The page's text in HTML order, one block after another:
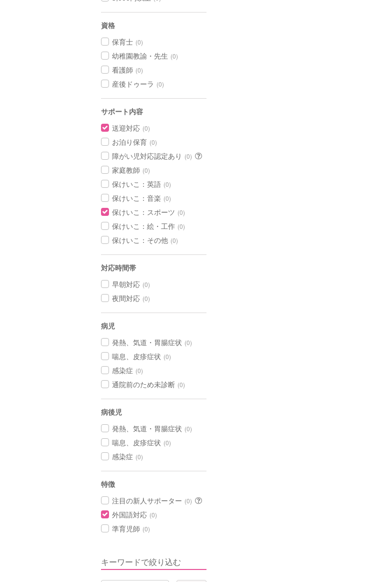
資格
保育士 (0)
幼稚園教諭・先生 (0)
看護師 (0)
産後ドゥーラ (0)
サポート内容
送迎対応 (0)
お泊り保育 (0)
障がい児対応認定あり (0)
家庭教師 (0)
保けいこ：英語 (0)
保けいこ：音楽 (0)
保けいこ：スポーツ (0)
保けいこ：絵・工作 (0)
保けいこ：その他 (0)
対応時間帯
早朝対応 (0)
夜間対応 (0)
病児
発熱、気道・胃腸症状 (0)
喘息、皮疹症状 (0)
感染症 (0)
通院前のため未診断 (0)
病後児
発熱、気道・胃腸症状 (0)
喘息、皮疹症状 (0)
感染症 (0)
特徴
注目の新人サポーター (0)
外国語対応 (0)
準育児師 (0)
キーワードで絞り込む